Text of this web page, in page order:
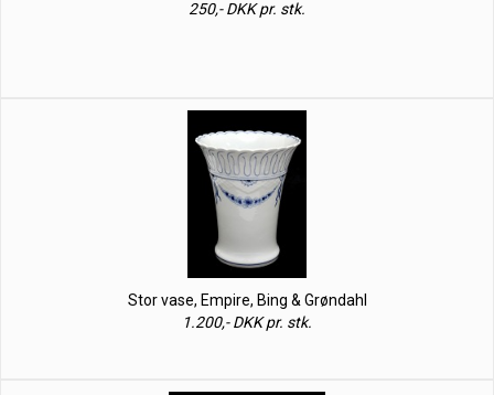
250,- DKK pr. stk.
Stor vase, Empire, Bing & Grøndahl
1.200,- DKK pr. stk.